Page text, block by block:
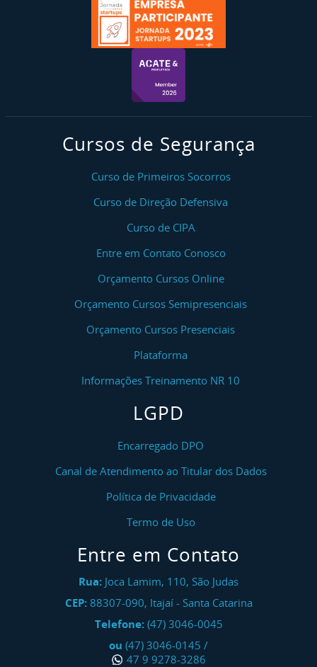
Cursos de Segurança
Curso de Primeiros Socorros
Curso de Direção Defensiva
Curso de CIPA
Entre em Contato Conosco
Orçamento Cursos Online
Orçamento Cursos Semipresenciais
Orçamento Cursos Presenciais
Plataforma
Informações Treinamento NR 10
LGPD
Encarregado DPO
Canal de Atendimento ao Titular dos Dados
Política de Privacidade
Termo de Uso
Entre em Contato
Rua: Joca Lamim, 110, São Judas
CEP: 88307-090, Itajaí- Santa Catarina
Telefone: (47) 3046-0045
ou (47) 3046-0145 /
47 9 9278-3286